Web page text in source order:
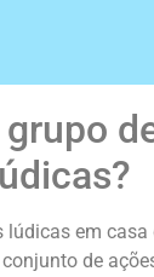
lúdicas em casa
de